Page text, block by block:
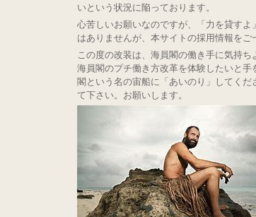
いという状況に陥っております。
心苦しいお願いなのですが、「力を貸す
はありませんが、本サイトの採用情報をご
この度の改装は、海員閣の働き手に気持ち
海員閣のプチ働き方改革を体験したいと
閣という名の宙船に「あいのり」してく
て下さい。お願いします。